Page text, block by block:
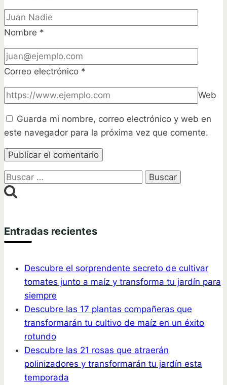
Nombre *
Correo electrónico *
Web
Guarda mi nombre, correo electrónico y web en
este navegador para la próxima vez que comente.
Buscar:
Entradas recientes
Descubre el sorprendente secreto de cultivar
tomates junto a maíz y transforma tu jardín para
siempre
Descubre las 17 plantas compañeras que
transformarán tu cultivo de maíz en un éxito
rotundo
Descubre las 21 rosas que atraerán
polinizadores y transformarán tu jardín esta
temporada